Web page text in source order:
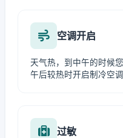
空调开启
天气热，到中午的时候
午后较热时开启制冷空调
过敏